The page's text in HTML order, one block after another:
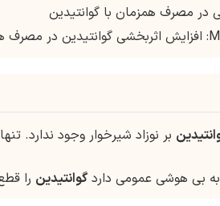
در مصرف همزمان با گوانتیدین
بر نوزاد شیرخوار وجود ندارد.
گوانتیدین را